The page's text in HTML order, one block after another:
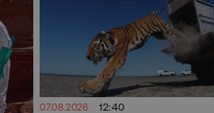
07.08.2026 12:40